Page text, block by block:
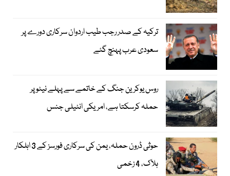
ترکیہ کے صدر رجب طیب اردوان سرکاری دورے پر
سعودی عرب پہنچ گئے
روس یوکرین جنگ کے خاتمے سے پہلے نیٹو پر
حملہ کرسکتا ہے، امریکی انٹیلی جنس
حوثی ڈرون حملہ، یمن کی سرکاری فورسز کے 3 اہلکار
ہلاک، 4 زخمی